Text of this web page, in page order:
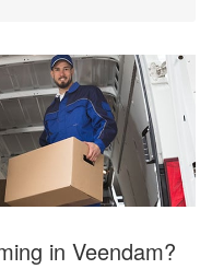
in Veendam?